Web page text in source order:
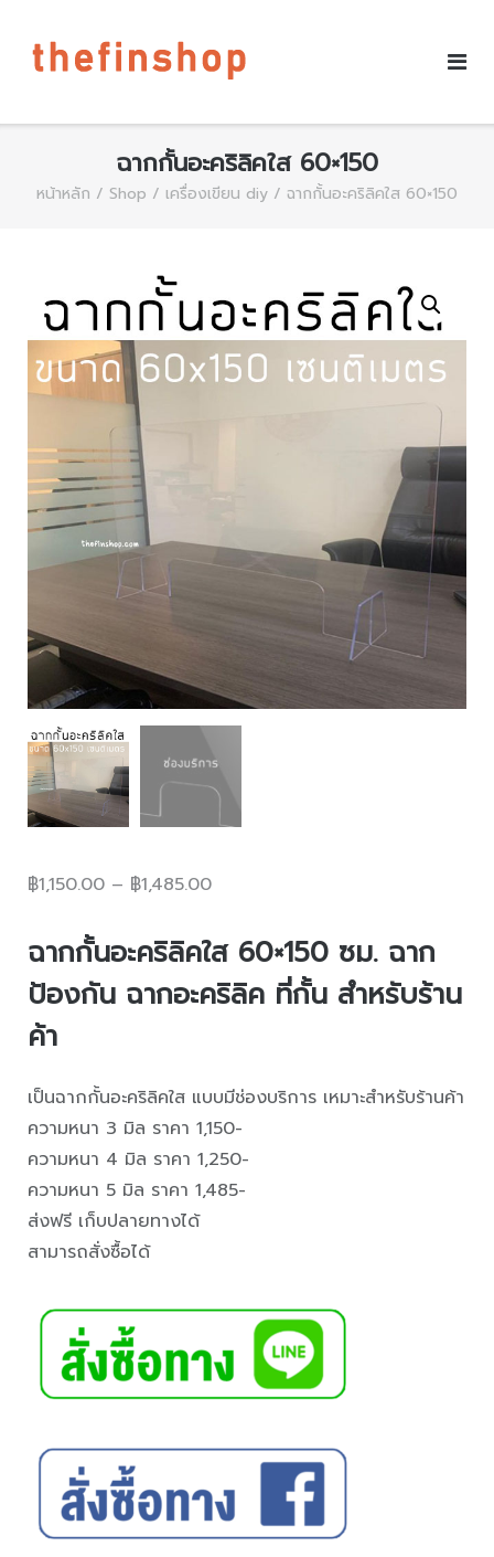
ฉากกั้นอะคริลิคใส 60×150
หน้าหลัก / Shop / เครื่องเขียน diy / ฉากกั้นอะคริลิคใส 60×150
฿1,150.00 – ฿1,485.00
ฉากกั้นอะคริลิคใส60×150 ซม. ฉาก
ป้องกัน ฉากอะคริลิค ที่กั้น สำหรับร้าน
ค้า
เป็นฉากกั้นอะคริลิคใส แบบมีช่องบริการ เหมาะสำหรับร้านค้า
ความหนา 3 มิล ราคา 1,150-
ความหนา 4 มิล ราคา 1,250-
ความหนา 5 มิล ราคา 1,485-
ส่งฟรี เก็บปลายทางได้
สามารถสั่งซื้อได้